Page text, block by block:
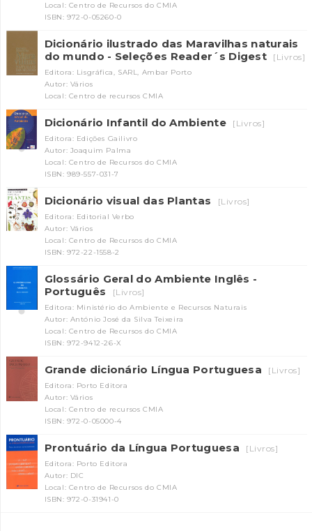
Local: Centro de Recursos do CMIA
ISBN: 972-0-05260-0
Dicionário ilustrado das Maravilhas naturais
do mundo - Seleções Reader´s Digest
[Livros]
Editora: Lisgráfica, SARL, Ambar Porto
Autor: Vários
Local: Centro de recursos CMIA
Dicionário Infantil do Ambiente [Livros]
Editora: Edições Gailivro
Autor: Joaquim Palma
Local: Centro de Recursos do CMIA
ISBN: 989-557-031-7
Dicionário visual das Plantas [Livros]
Editora: Editorial Verbo
Autor: Vários
Local: Centro de Recursos do CMIA
ISBN: 972-22-1558-2
Glossário Geral do Ambiente Inglês -
Português
[Livros]
Editora: Ministério do Ambiente e Recursos Naturais
Autor: António José da Silva Teixeira
Local: Centro de Recursos do CMIA
ISBN: 972-9412-26-X
Grande dicionário Língua Portuguesa [Livros]
Editora: Porto Editora
Autor: Vários
Local: Centro de recursos CMIA
ISBN: 972-0-05000-4
Prontuário da Língua Portuguesa [Livros]
Editora: Porto Editora
Autor: DIC
Local: Centro de Recursos do CMIA
ISBN: 972-0-31941-0